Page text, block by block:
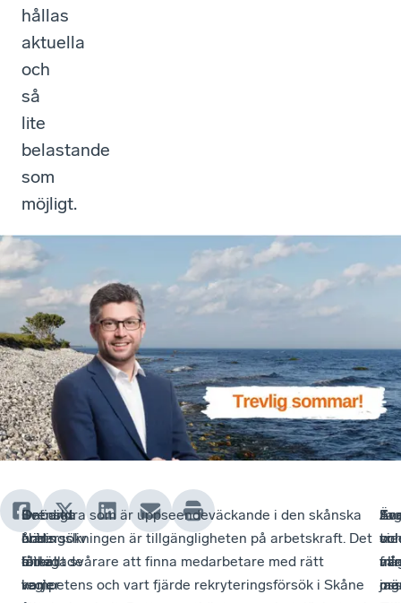
hållas
aktuella
och
så
lite
belastande
som
möjligt.
Onödiga
och
förlegade
regler
Svenskt
Näringsliv
låter
varje
I
årets
enkät
var
Det andra som är uppseendeväckande i den skånska
undersökningen är tillgängligheten på arbetskraft. Det
blir allt svårare att finna medarbetare med rätt
kompetens och vart fjärde rekryteringsförsök i Skåne
En
jag
vi
oss
Jag